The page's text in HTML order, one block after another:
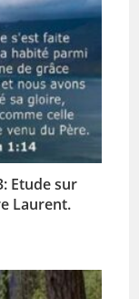
Etude sur
Laurent.